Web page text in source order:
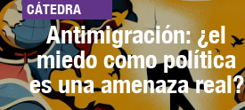
CÁTEDRA
Antimigración: ¿el
miedo como política
es una amenaza real?